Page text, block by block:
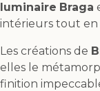
luminaire Braga
intérieurs tout en
Les créations de
elles le
finition